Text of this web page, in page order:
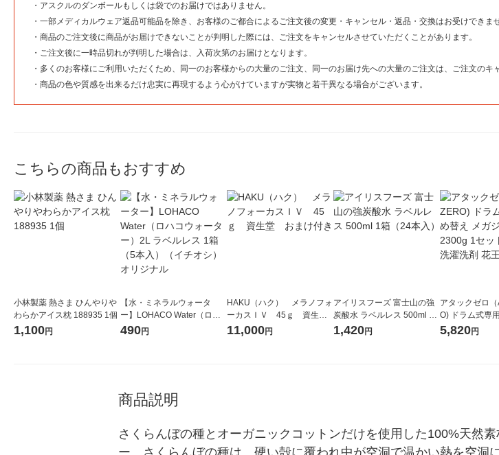
・ アスクルのダンボールもしくは袋でのお届けではありません。
・ 一部メディカルウェア返品可能品を除き、お客様のご都合によるご注文後の変更・キャンセル・返品・交換はお受けできませ
・ 商品のご注文後に商品がお届けできないことが判明した際には、ご注文をキャンセルさせていただくことがあります。
・ ご注文後に一時品切れが判明した場合は、入荷次第のお届けとなります。
・ 多くのお客様にご利用いただくため、同一のお客様からの大量のご注文、同一のお届け先への大量のご注文は、ご注文のキ
・ 商品の色や質感を出来るだけ忠実に再現するよう心がけていますが実物と若干異なる場合がございます。
こちらの商品もおすすめ
小林製薬 熱さま ひんやりや
わらかアイス枕 188935 1個
1,100円
【水・ミネラルウォータ
ー】LOHACO Water（ロハ
コウォーター）2L ラベルレ
490円
HAKU（ハク） メラノフォ
ーカスＩＶ 45ｇ 資生
堂 おまけ付き
11,000円
アイリスフーズ 富士山の強
炭酸水 ラベルレス 500ml 1
箱（24本入）
1,420円
アタックゼロ
O) ドラム式専
ガジャンボ
5,820円
商品説明
さくらんぼの種とオーガニックコットンだけを使用した100%天然
ー。さくらんぼの種は、硬い殻に覆われ中が空洞で温かい熱を空